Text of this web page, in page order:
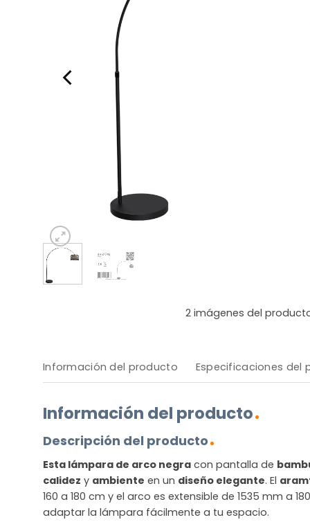
2imágenes del
Información del producto Especificaciones del
Información del producto
Descripción del producto
Esta lámpara de arco negra con pantalla de
calidez y ambiente en un diseño elegante. El
160 a 180 cm y el arco es extensible de 1535 mm a
adaptar la lámpara fácilmente a tu espacio.